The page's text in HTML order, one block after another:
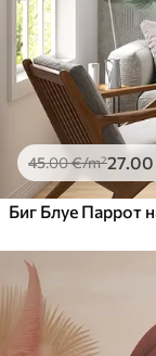
45.00€/m²27.00